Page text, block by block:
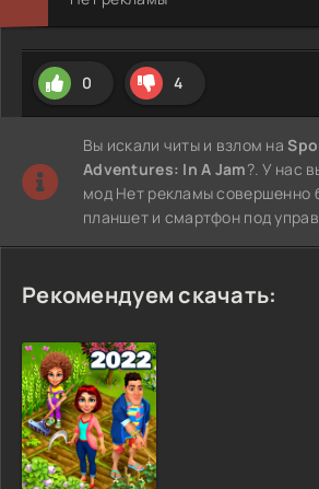
0 4
Вы искали читы и взлом на
Adventures: In A Jam?. У нас
мод Нет рекламы совершенно
планшет и смартфон под
Рекомендуем скачать: